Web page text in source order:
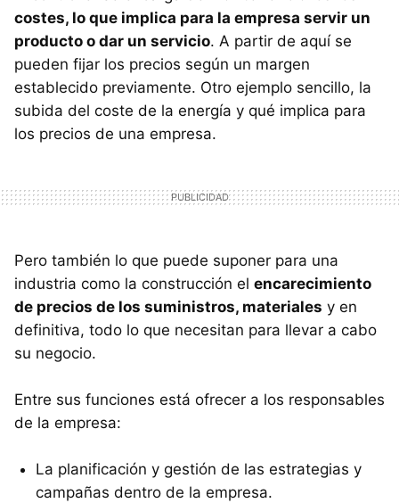
costes, lo que implica para la empresa servir un
producto o dar un servicio. A partir de aquí se
pueden fijar los precios según un margen
establecido previamente. Otro ejemplo sencillo, la
subida del coste de la energía y qué implica para
los precios de una empresa.
Pero también lo que puede suponer para una
industria como la construcción el encarecimiento
de precios de los suministros, materiales y en
definitiva, todo lo que necesitan para llevar a cabo
su negocio.
Entre sus funciones está ofrecer a los responsables
de la empresa:
La planificación y gestión de las estrategias y
campañas dentro de la empresa.